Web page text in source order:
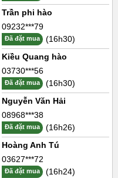
Trần phi hào
09232***79
Đã đặt mua
(16h30)
Kiều Quang hào
03730***56
Đã đặt mua
(16h30)
Nguyễn Văn Hải
08968***38
Đã đặt mua
(16h26)
Hoàng Anh Tú
03627***72
Đã đặt mua (16h24)